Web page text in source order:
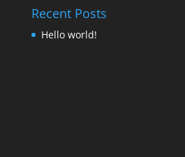
Recent Posts
Hello world!